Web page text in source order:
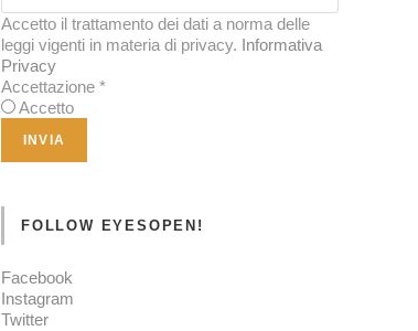
Accetto il trattamento dei dati a norma delle
leggi vigenti in materia di privacy. Informativa
Privacy
Accettazione *
Accetto
FOLLOW EYESOPEN!
Facebook
Instagram
Twitter